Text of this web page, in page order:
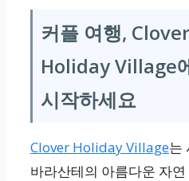
커플 여행, Clover
Holiday Village
시작하세요
Clover Holiday Village는
바라산테의 아름다운 자연